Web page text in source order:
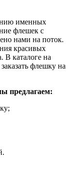
именных
флешек с
нами на поток.
красивых
В каталоге на
флешку на
предлагаем: